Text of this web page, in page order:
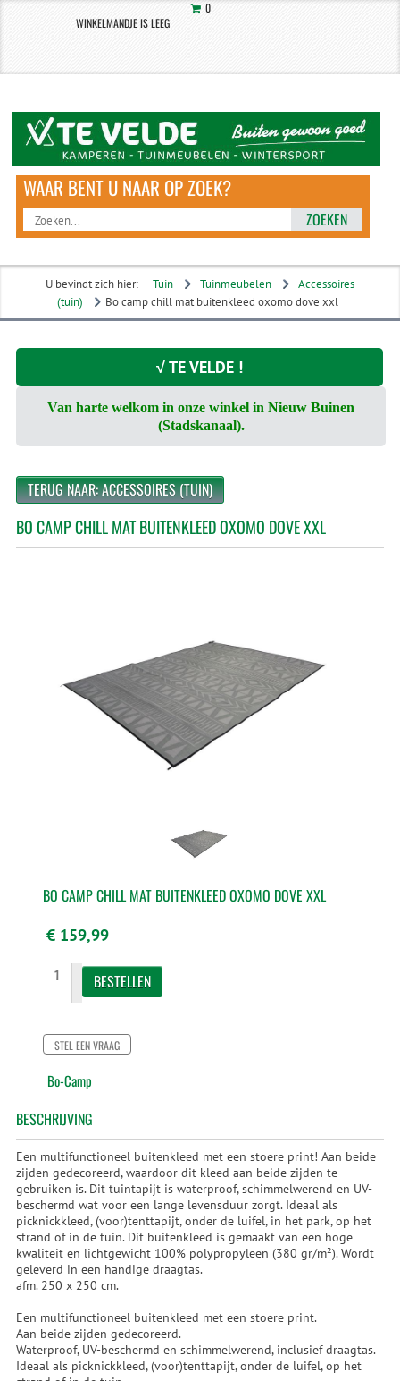
0
WINKELMANDJE IS LEEG
ZOEKEN
U bevindt zich hier: Tuin Tuinmeubelen
Accessoires
(tuin)
Bo camp chill mat buitenkleed oxomo dove xxl
√ TE VELDE !
Van harte welkom in onze winkel in Nieuw Buinen
(Stadskanaal).
TERUG NAAR: ACCESSOIRES (TUIN)
BO CAMP CHILL MAT BUITENKLEED OXOMO DOVE XXL
BO CAMP CHILL MAT BUITENKLEED OXOMO DOVE XXL
€ 159,99
STEL EEN VRAAG
Bo-Camp
BESCHRIJVING
Een multifunctioneel buitenkleed met een stoere print! Aan beide
zijden gedecoreerd, waardoor dit kleed aan beide zijden te
gebruiken is. Dit tuintapijt is waterproof, schimmelwerend en UV-
beschermd wat voor een lange levensduur zorgt. Ideaal als
picknickkleed, (voor)tenttapijt, onder de luifel, in het park, op het
strand of in de tuin. Dit buitenkleed is gemaakt van een hoge
kwaliteit en lichtgewicht 100% polypropyleen (380 gr/m²). Wordt
geleverd in een handige draagtas.
afm. 250 x 250 cm.
Een multifunctioneel buitenkleed met een stoere print.
Aan beide zijden gedecoreerd.
Waterproof, UV-beschermd en schimmelwerend, inclusief draagtas.
Ideaal als picknickkleed, (voor)tenttapijt, onder de luifel, op het